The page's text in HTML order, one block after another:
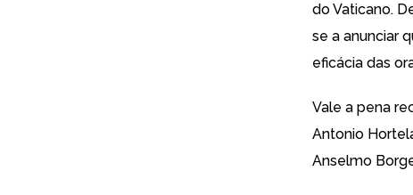
do Vaticano.
se a anunciar
eficácia das
Vale a pena
Antonio
Anselmo